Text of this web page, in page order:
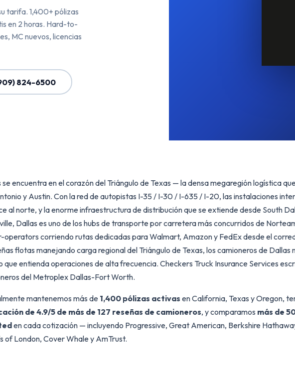
tarifa. 1,400+ pólizas
en 2 horas. Hard-to-
MC nuevos, licencias
824-6500
se encuentra en el corazón del Triángulo de Texas — la densa megaregión logística
y Austin. Con la red de autopistas I-35 / I-30 / I-635 / I-20, las instalaciones
al norte, y la enorme infraestructura de distribución que se extiende desde South
Dallas es uno de los hubs de transporte por carretera más concurridos de
operators corriendo rutas dedicadas para Walmart, Amazon y FedEx desde el
flotas manejando carga regional del Triángulo de Texas, los camioneros de Dallas
que entienda operaciones de alta frecuencia. Checkers Truck Insurance Services
del Metroplex Dallas-Fort Worth.
mantenemos más de1,400 pólizas activas en California, Texas y Oregon,
de 4.9/5 de más de 127 reseñas de camioneros, y comparamos más de
en cada cotización — incluyendo Progressive, Great American, Berkshire
of London, Cover Whale y AmTrust.